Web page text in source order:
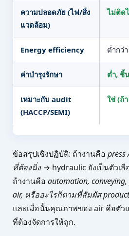
ความปลอดภัย (ไฟ/สิ่ง
แวดล้อม)
ไม่ติด
Energy efficiency ต่ำกว่
ค่าบำรุงรักษา ต่ำ, ชิ้
เหมาะกับ audit
(HACCP/SEMI)
ใช่ (ถ้
ข้อสรุปเชิงปฏิบัติ: ถ้างานคือ press
ที่ต้องนิ่ง→ hydraulic ยังเป็นตัวเ
ถ้างานคือ automation,
air, หรืออะไรก็ตามที่สัมผัส product
และเมื่อนั้นคุณภาพของ air คือตัวแ
ที่ต้องจัดการให้ถูก.